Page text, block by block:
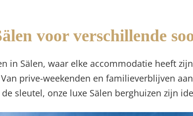
voor verschillende
in Sälen, waar elke accommodatie heeft
prive-weekenden en familieverblijven
sleutel, onze luxe Sälen berghuizen zijn